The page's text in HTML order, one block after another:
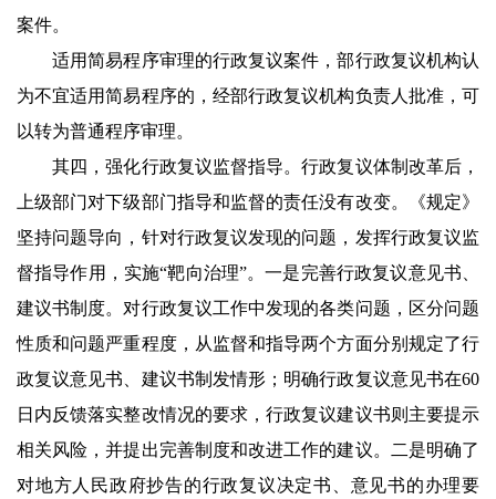
案件。
适用简易程序审理的行政复议案件，部行政复议机构认
为不宜适用简易程序的，经部行政复议机构负责人批准，可
以转为普通程序审理。
其四，强化行政复议监督指导。行政复议体制改革后，
上级部门对下级部门指导和监督的责任没有改变。《规定》
坚持问题导向，针对行政复议发现的问题，发挥行政复议监
督指导作用，实施“靶向治理”。一是完善行政复议意见书、
建议书制度。对行政复议工作中发现的各类问题，区分问题
性质和问题严重程度，从监督和指导两个方面分别规定了行
政复议意见书、建议书制发情形；明确行政复议意见书在60
日内反馈落实整改情况的要求，行政复议建议书则主要提示
相关风险，并提出完善制度和改进工作的建议。二是明确了
对地方人民政府抄告的行政复议决定书、意见书的办理要